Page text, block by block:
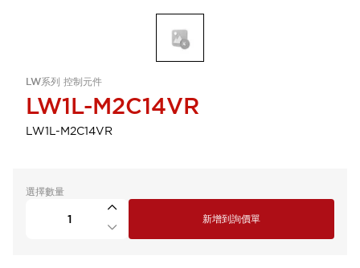
LW系列 控制元件
LW1L-M2C14VR
LW1L-M2C14VR
選擇數量
新增到詢價單